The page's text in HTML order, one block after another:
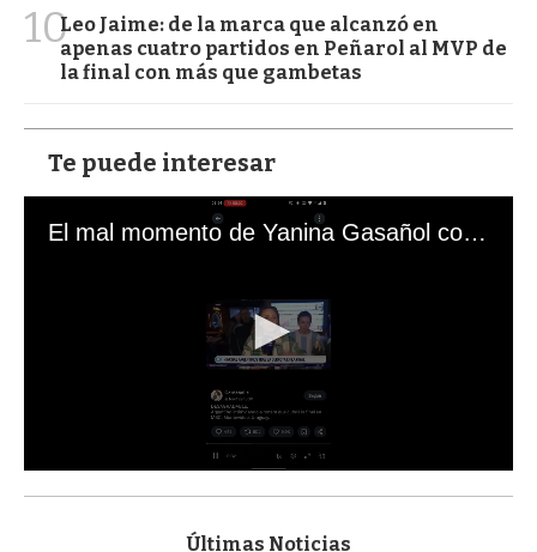
10Leo Jaime: de la marca que alcanzó en
apenas cuatro partidos en Peñarol al MVP de
la final con más que gambetas
Te puede interesar
El mal momento de Yanina Gasañol con un hincha argentino en "Subrayado"
s
Últimas Noticias